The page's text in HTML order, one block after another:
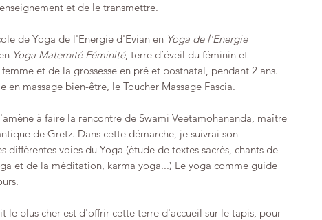
et de le transmettre.
de Yoga de l'Energie d'Evian en Yoga de l'Energie
Yoga Maternité Féminité, terre d’éveil du féminin et
et de la grossesse en pré et postnatal, pendant 2 ans.
en massage bien-être, le Toucher Massage Fascia.
à faire la rencontre de Swami Veetamohananda, maître
de Gretz. Dans cette démarche, je suivrai son
différentes voies du Yoga (étude de textes sacrés, chants de
et de la méditation, karma yoga...) Le yoga comme guide
le plus cher est d'offrir cette terre d'accueil sur le tapis, pour